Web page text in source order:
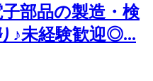
子部品の製造・検
♪未経験歓迎◎...